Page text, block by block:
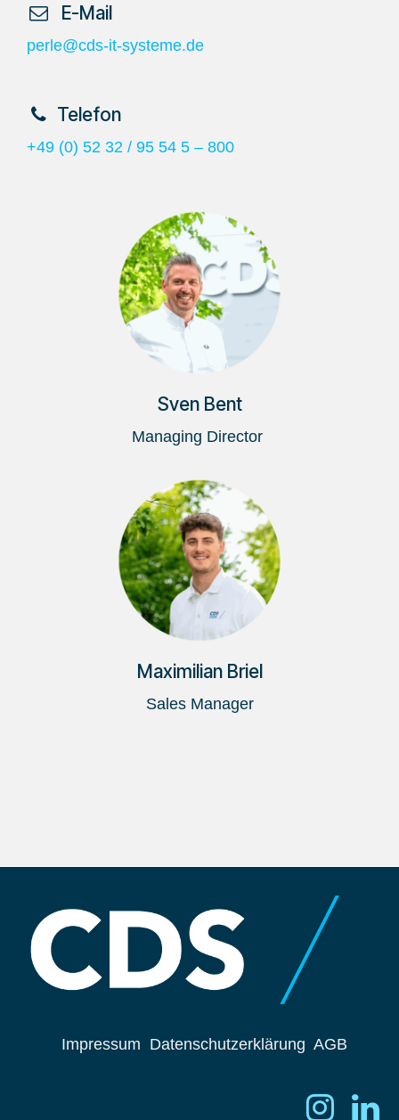
​ E-Mail
perle@cds-it-systeme.de
​Telefon
+49 (0) 52 32 / 95 54 5 – 800
Sven Bent
Managing Director
Maximilian Briel
Sales Manager
Impressum Datenschutzerklärung AGB